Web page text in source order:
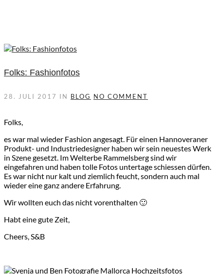
Folks: Fashionfotos
28. JULI 2017 IN BLOG NO COMMENT
Folks,
es war mal wieder Fashion angesagt. Für einen Hannoveraner
Produkt- und Industriedesigner haben wir sein neuestes Werk
in Szene gesetzt. Im Welterbe Rammelsberg sind wir
eingefahren und haben tolle Fotos untertage schiessen dürfen.
Es war nicht nur kalt und ziemlich feucht, sondern auch mal
wieder eine ganz andere Erfahrung.
Wir wollten euch das nicht vorenthalten 🙂
Habt eine gute Zeit,
Cheers, S&B